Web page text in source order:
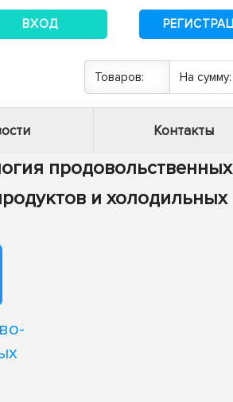
ВХОД
Товаров: На сумму:
Контакты
продовольственных
и холодильных